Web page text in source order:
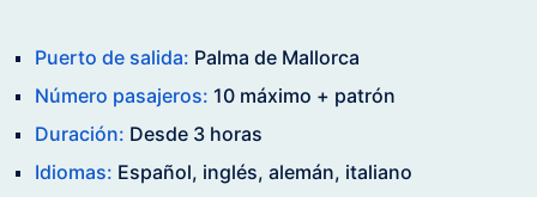
Puerto de salida: Palma de Mallorca
Número pasajeros: 10 máximo + patrón
Duración: Desde 3 horas
Idiomas: Español, inglés, alemán, italiano